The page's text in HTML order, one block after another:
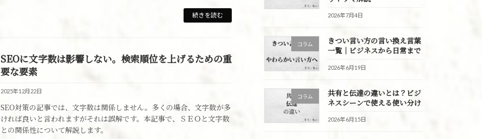
続きを読む
SEOに文字数は影響しない。検索順位を上げるための重
要な要素
2025年12月22日
SEO対策の記事では、文字数は関係しません。多くの場合、文字数が多
ければ良いと言われますがそれは誤解です。本記事で、ＳＥＯと文字数
との関係性について解説します。
2026年7月4日
コラム
きつい言い方の言い換え言葉
一覧｜ビジネスから日常まで
2026年6月19日
コラム
共有と伝達の違いとは？ビジ
ネスシーンで使える使い分け
2026年6月15日